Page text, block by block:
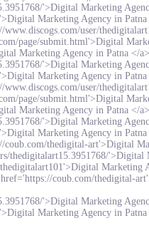
'>Digital Marketing
Marketing Agency in
www.discogs.com/user/
page/submit.html'>Digital
Marketing Agency in Patna </a>
'>Digital Marketing
Marketing Agency in
www.discogs.com/user/
page/submit.html'>Digital
Marketing Agency in Patna </a>
'>Digital Marketing
Marketing Agency in
coub.com/thedigital-art'>Digital
thedigitalart15.3951768/'>Digital
Marketing
href='https://coub.com/thedigital-
'>Digital Marketing
Marketing Agency in